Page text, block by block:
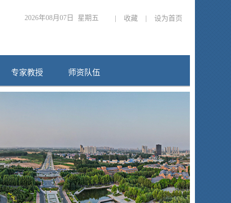
2026年08月07日 星期五 收藏 设为首页
专家教授 师资队伍